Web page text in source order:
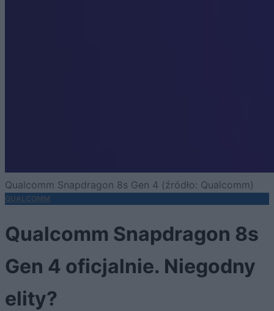
Qualcomm Snapdragon 8s Gen 4 (źródło: Qualcomm)
QUALCOMM
Qualcomm Snapdragon 8s
Gen 4 oficjalnie. Niegodny
elity?